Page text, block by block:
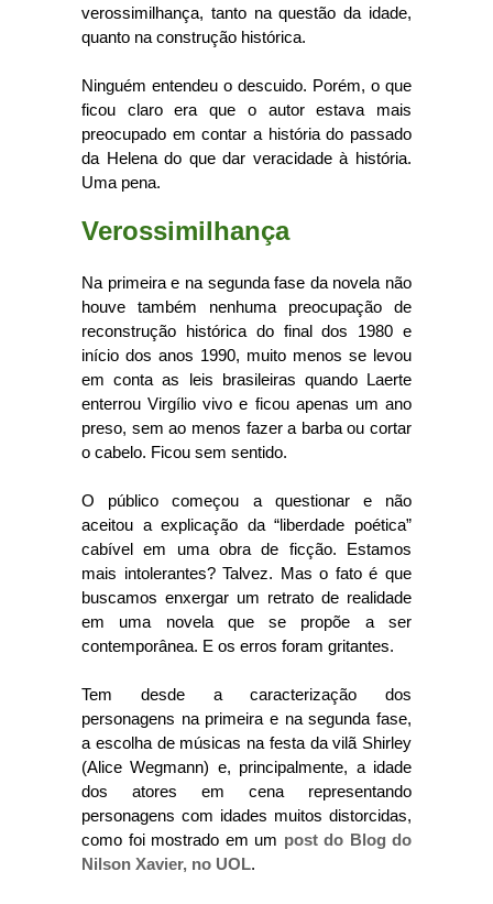
verossimilhança, tanto na questão da idade,
quanto na construção histórica.
Ninguém entendeu o descuido. Porém, o que
ficou claro era que o autor estava mais
preocupado em contar a história do passado
da Helena do que dar veracidade à história.
Uma pena.
Verossimilhança
Na primeira e na segunda fase da novela não
houve também nenhuma preocupação de
reconstrução histórica do final dos 1980 e
início dos anos 1990, muito menos se levou
em conta as leis brasileiras quando Laerte
enterrou Virgílio vivo e ficou apenas um ano
preso, sem ao menos fazer a barba ou cortar
o cabelo. Ficou sem sentido.
O público começou a questionar e não
aceitou a explicação da “liberdade poética”
cabível em uma obra de ficção. Estamos
mais intolerantes? Talvez. Mas o fato é que
buscamos enxergar um retrato de realidade
em uma novela que se propõe a ser
contemporânea. E os erros foram gritantes.
Tem desde a caracterização dos
personagens na primeira e na segunda fase,
a escolha de músicas na festa da vilã Shirley
(Alice Wegmann) e, principalmente, a idade
dos atores em cena representando
personagens com idades muitos distorcidas,
como foi mostrado em um post do Blog do
Nilson Xavier, no UOL.